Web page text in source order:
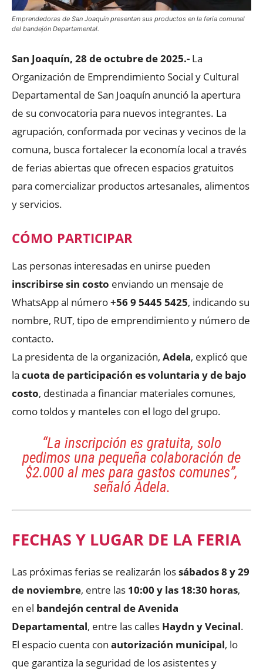
Emprendedoras de San Joaquín presentan sus productos en la feria comunal
del bandejón Departamental.
San Joaquín, 28 de octubre de 2025.- La
Organización de Emprendimiento Social y Cultural
Departamental de San Joaquín anunció la apertura
de su convocatoria para nuevos integrantes. La
agrupación, conformada por vecinas y vecinos de la
comuna, busca fortalecer la economía local a través
de ferias abiertas que ofrecen espacios gratuitos
para comercializar productos artesanales, alimentos
y servicios.
CÓMO PARTICIPAR
Las personas interesadas en unirse pueden
inscribirse sin costo enviando un mensaje de
WhatsApp al número+56 9 5445 5425, indicando su
nombre, RUT, tipo de emprendimiento y número de
contacto.
La presidenta de la organización, Adela, explicó que
la cuota de participación es voluntaria y de bajo
costo, destinada a financiar materiales comunes,
como toldos y manteles con el logo del grupo.
“La inscripción es gratuita, solo
pedimos una pequeña colaboración de
$2.000 al mes para gastos comunes”,
señaló Adela.
FECHAS Y LUGAR DE LA FERIA
Las próximas ferias se realizarán lossábados 8 y 29
de noviembre, entre las 10:00 y las 18:30 horas,
en el bandejón central de Avenida
Departamental, entre las calles Haydn y Vecinal.
El espacio cuenta con autorización municipal, lo
que garantiza la seguridad de los asistentes y